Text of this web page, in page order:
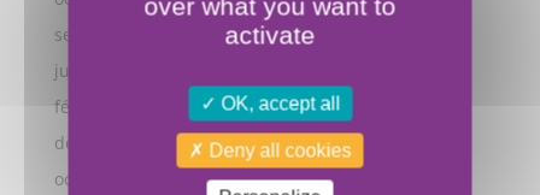
septembre 2024
juillet 2024
février 2024
décembre 2023
octobre 2023
activate
OK, accept all
Deny all cookies